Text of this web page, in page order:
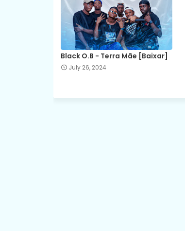
Black O.B - Terra Mãe [Baixar]
July 26, 2024